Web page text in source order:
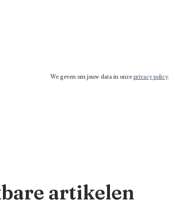
We geven om jouw data in onze privacy policy.
artikelen